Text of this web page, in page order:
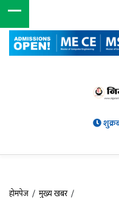
होमपेज /मुख्य खबर/